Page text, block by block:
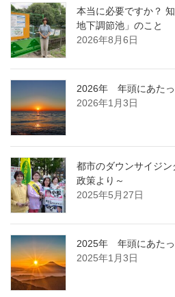
本当に必要ですか？
地下調節池」のこと
2026年8月6日
2026年 年頭にあた
2026年1月3日
都市のダウンサイジ
政策より～
2025年5月27日
2025年 年頭にあた
2025年1月3日